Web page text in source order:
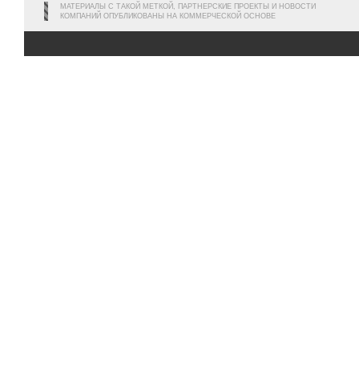
МАТЕРИАЛЫ С ТАКОЙ МЕТКОЙ, ПАРТНЕРСКИЕ ПРОЕКТЫ И НОВОСТИ
КОМПАНИЙ ОПУБЛИКОВАНЫ НА КОММЕРЧЕСКОЙ ОСНОВЕ